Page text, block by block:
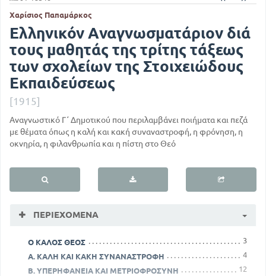
Χαρίσιος Παπαμάρκος
Ελληνικόν Αναγνωσματάριον διά
τους μαθητάς της τρίτης τάξεως
των σχολείων της Στοιχειώδους
Εκπαιδεύσεως
[1915]
Αναγνωστικό Γ΄ Δημοτικού που περιλαμβάνει ποιήματα και πεζά
με θέματα όπως η καλή και κακή συναναστροφή, η φρόνηση, η
οκνηρία, η φιλανθρωπία και η πίστη στο Θεό
ΠΕΡΙΕΧΌΜΕΝΑ
Ο ΚΑΛΟΣ ΘΕΟΣ
3
Α. ΚΑΛΗ ΚΑΙ ΚΑΚΗ ΣΥΝΑΝΑΣΤΡΟΦΗ
4
Β. ΥΠΕΡΗΦΑΝΕΙΑ ΚΑΙ ΜΕΤΡΙΟΦΡΟΣΥΝΗ
12